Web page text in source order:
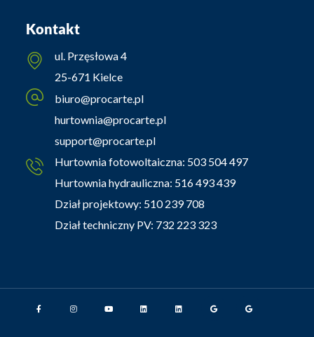
Kontakt
ul. Przęsłowa 4
25-671 Kielce
biuro@procarte.pl
hurtownia@procarte.pl
support@procarte.pl
Hurtownia fotowoltaiczna: 503 504 497
Hurtownia hydrauliczna: 516 493 439
Dział projektowy: 510 239 708
Dział techniczny PV: 732 223 323